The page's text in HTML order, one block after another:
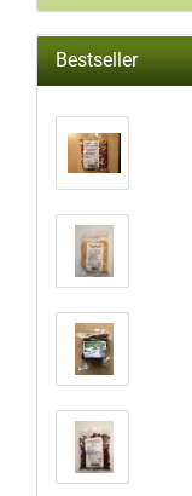
Bestseller